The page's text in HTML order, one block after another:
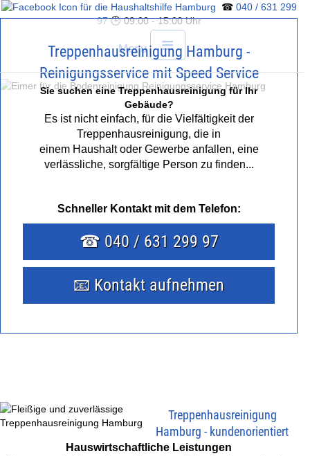
☎ 040 / 631 299
97 🕒 09:00 - 15:00 Uhr
Menu ≡
BÜROREINIGUNG
ANGEBOT EINHOLEN
HAUSHALTSHILFE
Treppenhausreinigung Hamburg -
Reinigungsservice mit Speed Service
Sie suchen eine Treppenhausreinigung für Ihr
Gebäude?
Es ist nicht einfach, für die Vielfältigkeit der
Treppenhausreinigung, die in
einem Haushalt oder Gewerbe anfallen, eine
verlässliche, sorgfältige Person zu finden...
Schneller Kontakt mit dem Telefon:
☎ 040 / 631 299 97
📧 Kontakt aufnehmen
Treppenhausreinigung
Hamburg - kundenorientiert
Hauswirtschaftliche Leistungen